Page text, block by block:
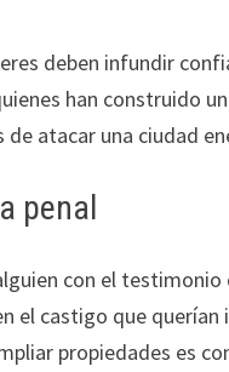
deben infundir
han construido
de atacar una ciudad
penal
con el
el castigo que querían
propiedades es